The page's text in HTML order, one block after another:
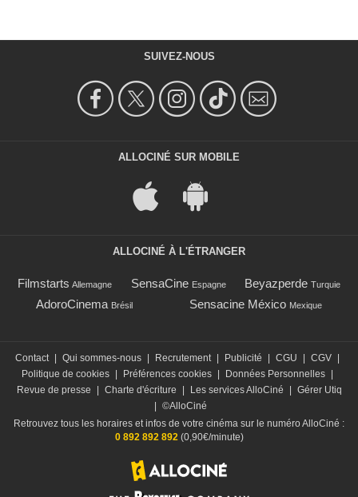
SUIVEZ-NOUS
ALLOCINÉ SUR MOBILE
ALLOCINÉ À L'ÉTRANGER
Filmstarts Allemagne SensaCine Espagne Beyazperde Turquie
AdoroCinema Brésil Sensacine México Mexique
Contact Qui sommes-nous Recrutement Publicité CGU CGV
Politique de cookies
Préférences cookies Données Personnelles
Revue de presse
Charte d'écriture Les services AlloCiné
Gérer Utiq
©AlloCiné
Retrouvez tous les horaires et infos de votre cinéma sur le numéro AlloCiné :
0 892 892 892(0,90€/minute)